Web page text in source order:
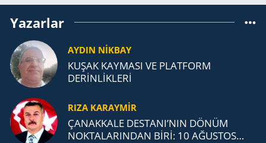
Yazarlar
AYDIN NİKBAY
KUŞAK KAYMASI VE PLATFORM
DERİNLİKLERİ
RIZA KARAYMIR
ÇANAKKALE DESTANI’NIN DÖNÜM
NOKTALARINDAN BİRİ: 10 AĞUSTOS